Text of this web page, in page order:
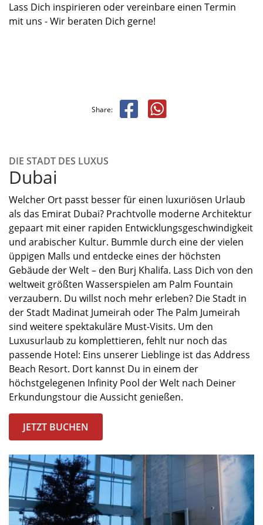
Lass Dich inspirieren odervereinbare einen Termin
mit uns - Wir beraten Dich gerne!
Share:
DIE STADT DES LUXUS
Dubai
Welcher Ort passt besser für einen luxuriösen Urlaub
als das Emirat Dubai? Prachtvolle moderne Architektur
gepaart mit einer rapiden Entwicklungsgeschwindigkeit
und arabischer Kultur. Bummle durch eine der vielen
üppigen Malls und entdecke eines der höchsten
Gebäude der Welt – den Burj Khalifa. Lass Dich von den
weltweit größten Wasserspielen am Palm Fountain
verzaubern. Du willst noch mehr erleben? DieStadt in
der Stadt Madinat Jumeirah oderThe Palm Jumeirah
sind weitere spektakuläre Must-Visits. Um den
Luxusurlaub zu komplettieren, fehlt nur noch das
passende Hotel: Eins unserer Lieblinge ist das Address
Beach Resort. Dort kannst Du in einem der
höchstgelegenen Infinity Pool der Welt nach Deiner
Erkundungstour die Aussicht genießen.
JETZT BUCHEN